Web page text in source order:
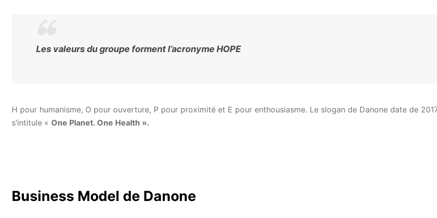
Les valeurs du groupe forment l’acronyme HOPE
H pour humanisme, O pour ouverture, P pour proximité et E pour enthousiasme. Le slogan de Danone date de
s’intitule « One Planet. One Health ».
Business Model de Danone